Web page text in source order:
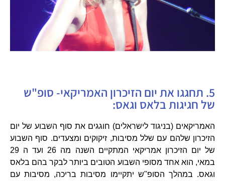
5. תחגגו את יום הזיכרון האמריקאי- סופ"ש
של חגיגות בלאס וגאס:
האמריקאים (בניגוד לישראלים) חוגגים את סוף השבוע של יום
הזיכרון שלהם עם שלל מסיבות, זיקוקים ומצעדים. סוף השבוע
של יום הזיכרון אמריקאי המתקיים השנה מה 26 ועד ה 29
במאי, הוא אחד מסופי השבוע הטובים ביותר לבקר בהם בלאס
וגאס. במהלך הסופ"ש יתקיימו מסיבות בריכה, מסיבות עם